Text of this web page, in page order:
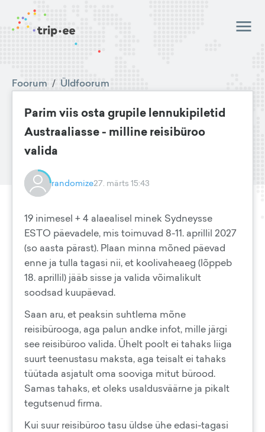
Foorum / Üldfoorum
Parim viis osta grupile lennukipiletid
Austraaliasse - milline reisibüroo
valida
randomize27. märts 15:43
19 inimesel + 4 alaealisel minek Sydneysse
ESTO päevadele, mis toimuvad 8-11. aprillil 2027
(so aasta pärast). Plaan minna mõned päevad
enne ja tulla tagasi nii, et koolivaheaeg (lõppeb
18. aprillil) jääb sisse ja valida võimalikult
soodsad kuupäevad.
Saan aru, et peaksin suhtlema mõne
reisibürooga, aga palun andke infot, mille järgi
see reisibüroo valida. Ühelt poolt ei tahaks liiga
suurt teenustasu maksta, aga teisalt ei tahaks
tüütada asjatult oma sooviga mitut bürood.
Samas tahaks, et oleks usaldusväärne ja pikalt
tegutsenud firma.
Kui suur reisibüroo tasu üldse ühe edasi-tagasi